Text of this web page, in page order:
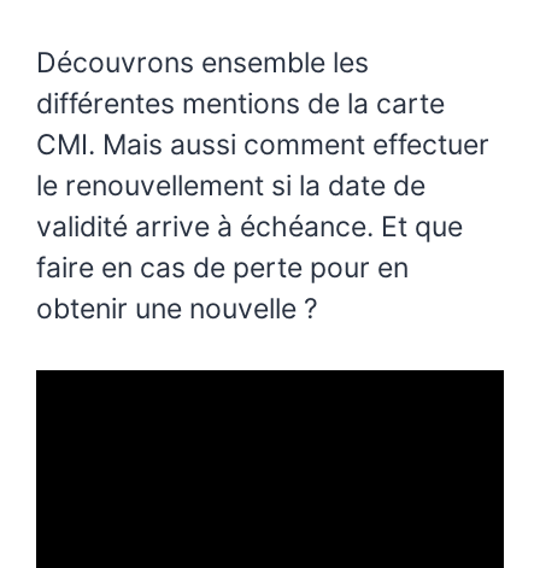
Découvrons ensemble les
différentes mentions de la carte
CMI. Mais aussi comment effectuer
le renouvellement si la date de
validité arrive à échéance. Et que
faire en cas de perte pour en
obtenir une nouvelle ?